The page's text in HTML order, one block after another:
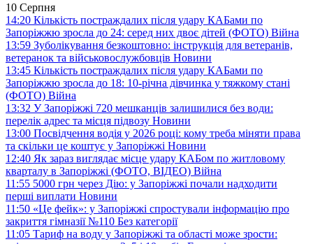
10 Серпня
14:20 Кількість постраждалих після удару КАБами по
Запоріжжю зросла до 24: серед них двоє дітей (ФОТО) Війна
13:59 Зуболікування безкоштовно: інструкція для ветеранів,
ветеранок та військовослужбовців Новини
13:45 Кількість постраждалих після удару КАБами по
Запоріжжю зросла до 18: 10-річна дівчинка у тяжкому стані
(ФОТО) Війна
13:32 У Запоріжжі 720 мешканців залишилися без води:
перелік адрес та місця підвозу Новини
13:00 Посвідчення водія у 2026 році: кому треба міняти права
та скільки це коштує у Запоріжжі Новини
12:40 Як зараз виглядає місце удару КАБом по житловому
кварталу в Запоріжжі (ФОТО, ВІДЕО) Війна
11:55 5000 грн через Дію: у Запоріжжі почали надходити
перші виплати Новини
11:50 «Це фейк»: у Запоріжжі спростували інформацію про
закриття гімназії №110 Без категорії
11:05 Тариф на воду у Запоріжжі та області може зрости: